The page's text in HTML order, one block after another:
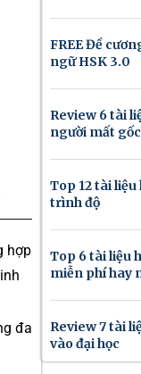
hợp
đa
FREE Đề
ngữ HSK 3.0
Review 6 tài
người mất gốc
Top 12 tài liệu
trình độ
Top 6 tài liệu
miễn phí hay
Review 7 tài
vào đại học